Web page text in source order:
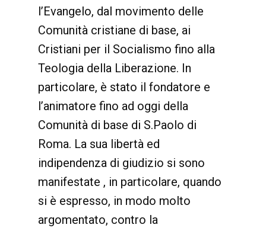
l’Evangelo, dal movimento delle
Comunità cristiane di base, ai
Cristiani per il Socialismo fino alla
Teologia della Liberazione. In
particolare, è stato il fondatore e
l’animatore fino ad oggi della
Comunità di base di S.Paolo di
Roma. La sua libertà ed
indipendenza di giudizio si sono
manifestate , in particolare, quando
si è espresso, in modo molto
argomentato, contro la